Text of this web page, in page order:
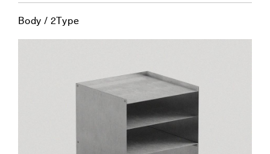
Body / 2Type